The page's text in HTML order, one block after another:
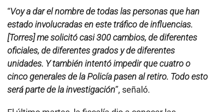
“Voy a dar el nombre de todas las personas que han
estado involucradas en este tráfico de influencias.
[Torres] me solicitó casi 300 cambios, de diferentes
oficiales, de diferentes grados y de diferentes
unidades. Y también intentó impedir que cuatro o
cinco generales de la Policía pasen al retiro. Todo esto
será parte de la investigación”, señaló.